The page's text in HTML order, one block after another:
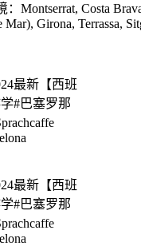
：Montserrat, Costa
Mar), Girona, Terrassa,